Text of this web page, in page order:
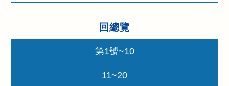
回總覽
第1號~10
11~20